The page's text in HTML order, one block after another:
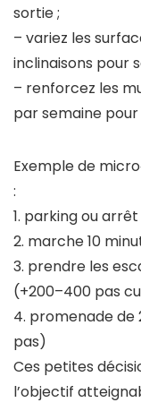
sortie ;
– variez les
inclinaisons pour
– renforcez les
par semaine
Exemple de
:
1. parking ou
2. marche 10
3. prendre les
(+200–400 pas
4. promenade de
pas)
Ces petites
l’objectif